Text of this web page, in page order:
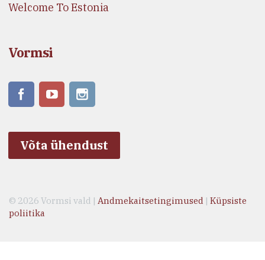
Welcome To Estonia
Vormsi
Võta ühendust
© 2026 Vormsi vald | Andmekaitsetingimused | Küpsiste
poliitika